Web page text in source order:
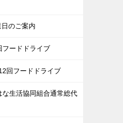
のご案内
フードドライブ
回フードドライブ
な生活協同組合通常総代